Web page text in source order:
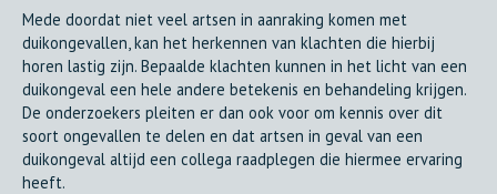
Mede doordat niet veel artsen in aanraking komen met
duikongevallen, kan het herkennen van klachten die hierbij
horen lastig zijn. Bepaalde klachten kunnen in het licht van een
duikongeval een hele andere betekenis en behandeling krijgen.
De onderzoekers pleiten er dan ook voor om kennis over dit
soort ongevallen te delen en dat artsen in geval van een
duikongeval altijd een collega raadplegen die hiermee ervaring
heeft.